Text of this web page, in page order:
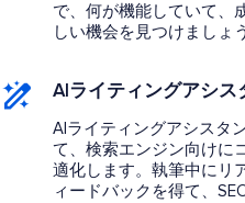
で、何が機能していて、
しい機会を見つけましょ
AIライティングアシス
AIライティングアシスタ
て、検索エンジン向けに
適化します。執筆中にリ
ィードバックを得て、